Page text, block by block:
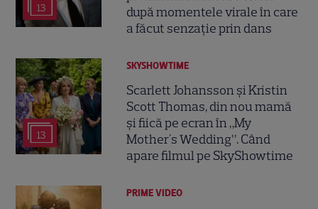
13
după momentele virale în care
a făcut senzație prin dans
13
SKYSHOWTIME
Scarlett Johansson și Kristin
Scott Thomas, din nou mamă
și fiică pe ecran în „My
Mother's Wedding”. Când
apare filmul pe SkyShowtime
PRIME VIDEO